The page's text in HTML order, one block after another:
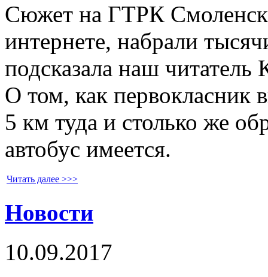
Сюжет на ГТРК
интернете, набрали
подсказала наш читатель
О том, как первокласник
5 км туда и столько же
автобус имеется.
Читать далее >>>
Новости
10.09.2017